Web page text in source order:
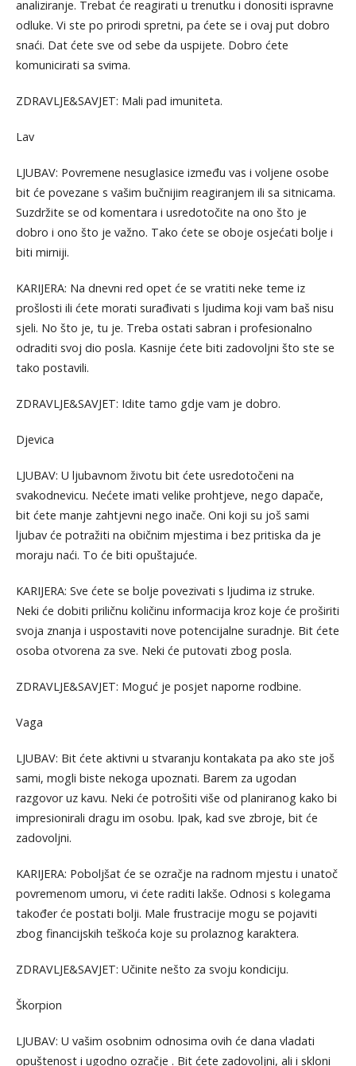
analiziranje. Trebat će reagirati u trenutku i donositi ispravne
odluke. Vi ste po prirodi spretni, pa ćete se i ovaj put dobro
snaći. Dat ćete sve od sebe da uspijete. Dobro ćete
komunicirati sa svima.
ZDRAVLJE&SAVJET: Mali pad imuniteta.
Lav
LJUBAV: Povremene nesuglasice između vas i voljene osobe
bit će povezane s vašim bučnijim reagiranjem ili sa sitnicama.
Suzdržite se od komentara i usredotočite na ono što je
dobro i ono što je važno. Tako ćete se oboje osjećati bolje i
biti mirniji.
KARIJERA: Na dnevni red opet će se vratiti neke teme iz
prošlosti ili ćete morati surađivati s ljudima koji vam baš nisu
sjeli. No što je, tu je. Treba ostati sabran i profesionalno
odraditi svoj dio posla. Kasnije ćete biti zadovoljni što ste se
tako postavili.
ZDRAVLJE&SAVJET: Idite tamo gdje vam je dobro.
Djevica
LJUBAV: U ljubavnom životu bit ćete usredotočeni na
svakodnevicu. Nećete imati velike prohtjeve, nego dapače,
bit ćete manje zahtjevni nego inače. Oni koji su još sami
ljubav će potražiti na običnim mjestima i bez pritiska da je
moraju naći. To će biti opuštajuće.
KARIJERA: Sve ćete se bolje povezivati s ljudima iz struke.
Neki će dobiti priličnu količinu informacija kroz koje će proširiti
svoja znanja i uspostaviti nove potencijalne suradnje. Bit ćete
osoba otvorena za sve. Neki će putovati zbog posla.
ZDRAVLJE&SAVJET: Moguć je posjet naporne rodbine.
Vaga
LJUBAV: Bit ćete aktivni u stvaranju kontakata pa ako ste još
sami, mogli biste nekoga upoznati. Barem za ugodan
razgovor uz kavu. Neki će potrošiti više od planiranog kako bi
impresionirali dragu im osobu. Ipak, kad sve zbroje, bit će
zadovoljni.
KARIJERA: Poboljšat će se ozračje na radnom mjestu i unatoč
povremenom umoru, vi ćete raditi lakše. Odnosi s kolegama
također će postati bolji. Male frustracije mogu se pojaviti
zbog financijskih teškoća koje su prolaznog karaktera.
ZDRAVLJE&SAVJET: Učinite nešto za svoju kondiciju.
Škorpion
LJUBAV: U vašim osobnim odnosima ovih će dana vladati
opuštenost i ugodno ozračje . Bit ćete zadovoljni, ali i skloni